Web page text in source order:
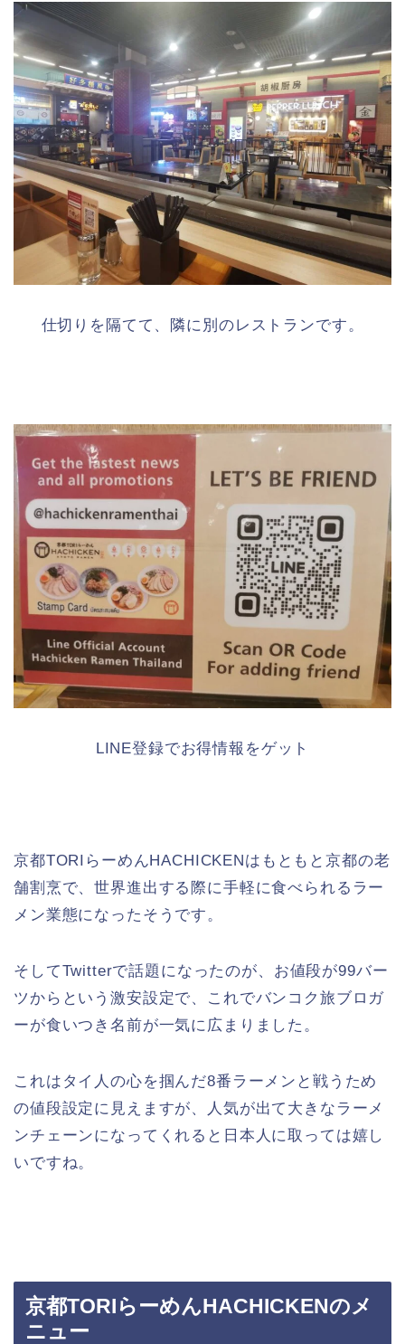
仕切りを隔てて、隣に別のレストランです。
LINE登録でお得情報をゲット
京都TORIらーめんHACHICKENはもともと京都の老
舗割烹で、世界進出する際に手軽に食べられるラー
メン業態になったそうです。
そしてTwitterで話題になったのが、お値段が99バー
ツからという激安設定で、これでバンコク旅ブロガ
ーが食いつき名前が一気に広まりました。
これはタイ人の心を掴んだ8番ラーメンと戦うため
の値段設定に見えますが、人気が出て大きなラーメ
ンチェーンになってくれると日本人に取っては嬉し
いですね。
京都TORIらーめんHACHICKENのメ
ニュー